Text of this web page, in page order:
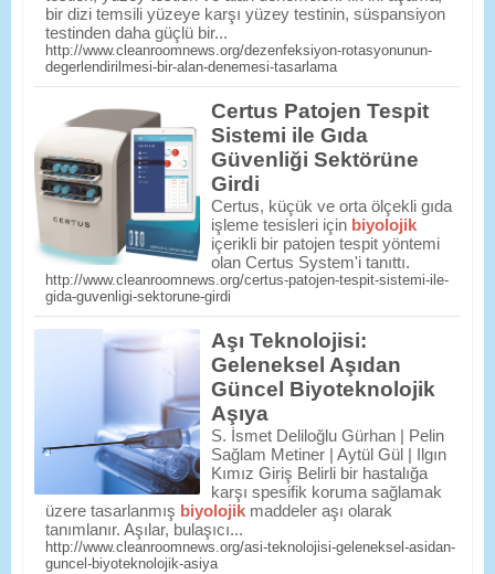
bir dizi temsili yüzeye karşı yüzey testinin, süspansiyon
testinden daha güçlü bir...
http://www.cleanroomnews.org/dezenfeksiyon-rotasyonunun-
degerlendirilmesi-bir-alan-denemesi-tasarlama
Certus Patojen Tespit
Sistemi ile Gıda
Güvenliği Sektörüne
Girdi
Certus, küçük ve orta ölçekli gıda
işleme tesisleri için biyolojik
içerikli bir patojen tespit yöntemi
olan Certus System'i tanıttı.
http://www.cleanroomnews.org/certus-patojen-tespit-sistemi-ile-
gida-guvenligi-sektorune-girdi
Aşı Teknolojisi:
Geleneksel Aşıdan
Güncel Biyoteknolojik
Aşıya
S. İsmet Deliloğlu Gürhan | Pelin
Sağlam Metiner | Aytül Gül | Ilgın
Kımız Giriş Belirli bir hastalığa
karşı spesifik koruma sağlamak
üzere tasarlanmış biyolojik maddeler aşı olarak
tanımlanır. Aşılar, bulaşıcı...
http://www.cleanroomnews.org/asi-teknolojisi-geleneksel-asidan-
guncel-biyoteknolojik-asiya